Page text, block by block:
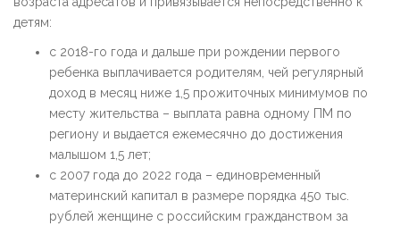
детям:
с 2018-го года и дальше при рождении первого
ребенка выплачивается родителям, чей регулярный
доход в месяц ниже 1,5 прожиточных минимумов по
месту жительства – выплата равна одному ПМ по
региону и выдается ежемесячно до достижения
малышом 1,5 лет;
с 2007 года до 2022 года – единовременный
материнский капитал в размере порядка 450 тыс.
рублей женщине с российским гражданством за